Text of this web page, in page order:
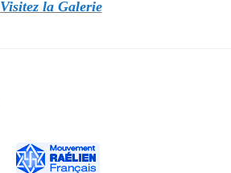
Visitez la Galerie